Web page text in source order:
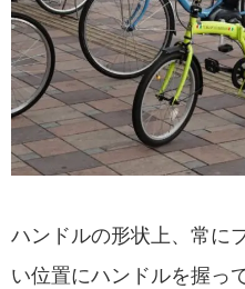
ハンドルの形状上、常に
い位置にハンドルを握っ